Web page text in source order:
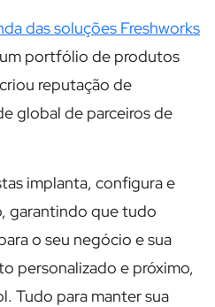
das soluções Freshworks
portfólio de produtos
reputação de
global de parceiros de
implanta, configura e
garantindo que tudo
o seu negócio e sua
personalizado e próximo,
Tudo para manter sua